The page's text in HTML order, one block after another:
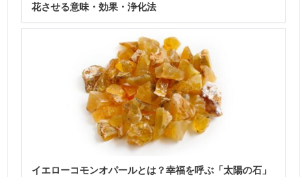
花させる意味・効果・浄化法
イエローコモンオパールとは？幸福を呼ぶ「太陽の石」